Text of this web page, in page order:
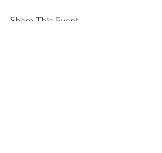
Share This Event